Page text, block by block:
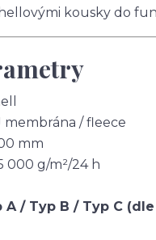
kousky do
membrána / fleece
mm
000 g/m²/24 h
A / Typ B / Typ C